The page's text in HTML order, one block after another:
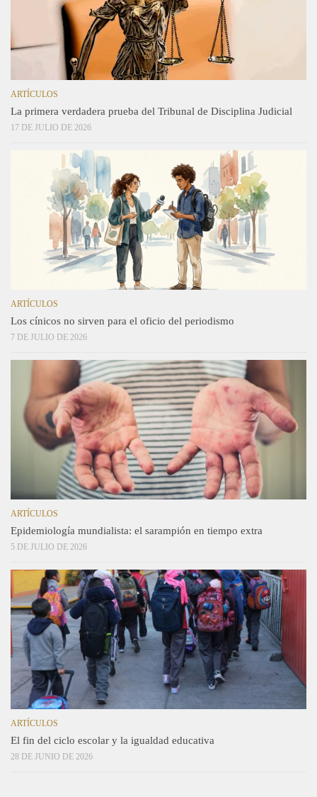
ARTÍCULOS
La primera verdadera prueba del Tribunal de Disciplina Judicial
17 DE JULIO DE 2026
ARTÍCULOS
Los cínicos no sirven para el oficio del periodismo
7 DE JULIO DE 2026
ARTÍCULOS
Epidemiología mundialista: el sarampión en tiempo extra
5 DE JULIO DE 2026
ARTÍCULOS
El fin del ciclo escolar y la igualdad educativa
28 DE JUNIO DE 2026